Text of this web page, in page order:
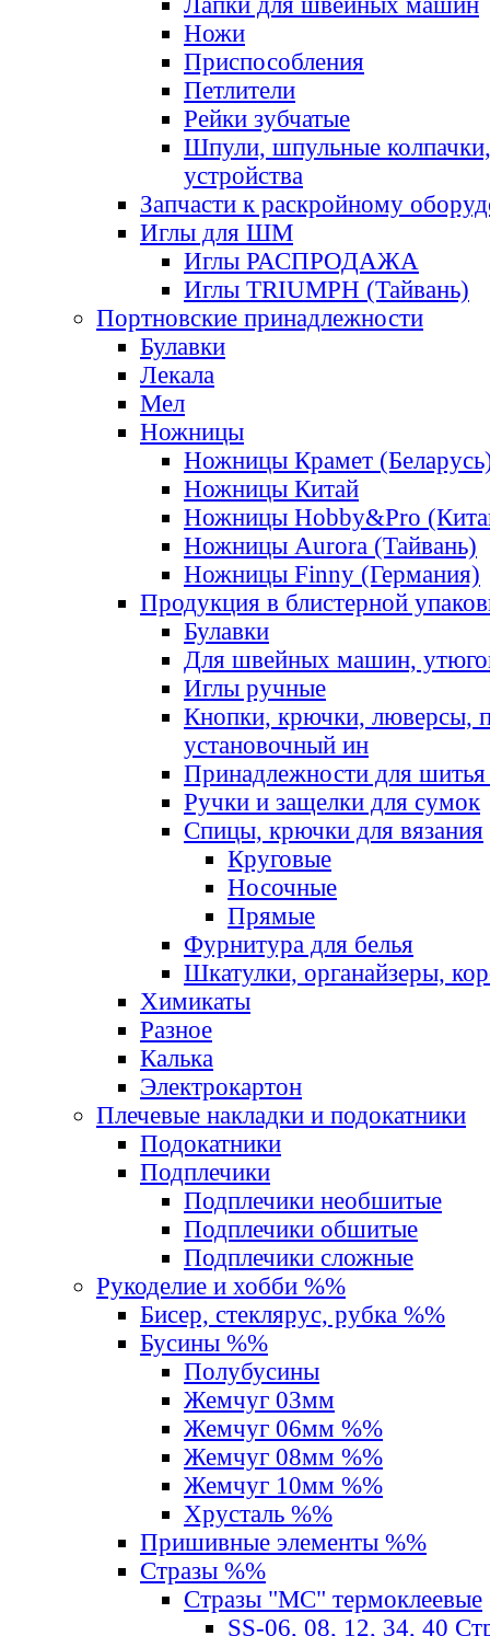
Ножи
Приспособления
Петлители
Рейки зубчатые
Шпули, шпульные
устройства
Запчасти к раскройному
Иглы для ШМ
Иглы РАСПРОДАЖА
Иглы TRIUMPH (Тайвань)
Портновские принадлежности
Булавки
Лекала
Мел
Ножницы
Ножницы Крамет
Ножницы Китай
Ножницы Hobby&Pro
Ножницы Aurora (Тайвань)
Ножницы Finny (Германия)
Продукция в блистерной
Булавки
Для швейных машин,
Иглы ручные
Кнопки, крючки, люверсы,
установочный ин
Принадлежности для шитья
Ручки и защелки для сумок
Спицы, крючки для вязания
Круговые
Носочные
Прямые
Фурнитура для белья
Шкатулки, органайзеры,
Химикаты
Разное
Калька
Электрокартон
Плечевые накладки и подокатники
Подокатники
Подплечики
Подплечики необшитые
Подплечики обшитые
Подплечики сложные
Рукоделие и хобби %%
Бисер, стеклярус, рубка %%
Бусины %%
Полубусины
Жемчуг 03мм
Жемчуг 06мм %%
Жемчуг 08мм %%
Жемчуг 10мм %%
Хрусталь %%
Пришивные элементы %%
Стразы %%
Стразы "MС" термоклеевые
SS-06, 08, 12, 34, 40